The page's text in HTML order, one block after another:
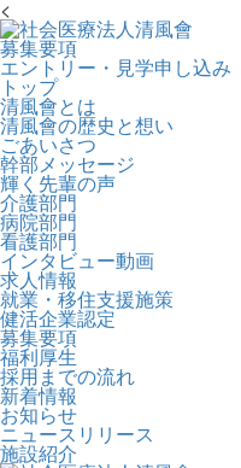
<
募集要項
エントリー・見学申し込み
トップ
清風會とは
清風會の歴史と想い
ごあいさつ
幹部メッセージ
輝く先輩の声
介護部門
病院部門
看護部門
インタビュー動画
求人情報
就業・移住支援施策
健活企業認定
募集要項
福利厚生
採用までの流れ
新着情報
お知らせ
ニュースリリース
施設紹介